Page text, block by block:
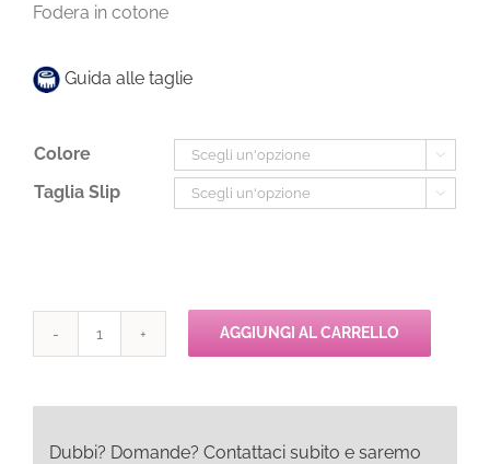
Fodera in cotone
Guida alle taglie
Colore 
Taglia Slip 
Chantelle
quantità
AGGIUNGI AL CARRELLO
Dubbi? Domande? Contattaci subito e saremo